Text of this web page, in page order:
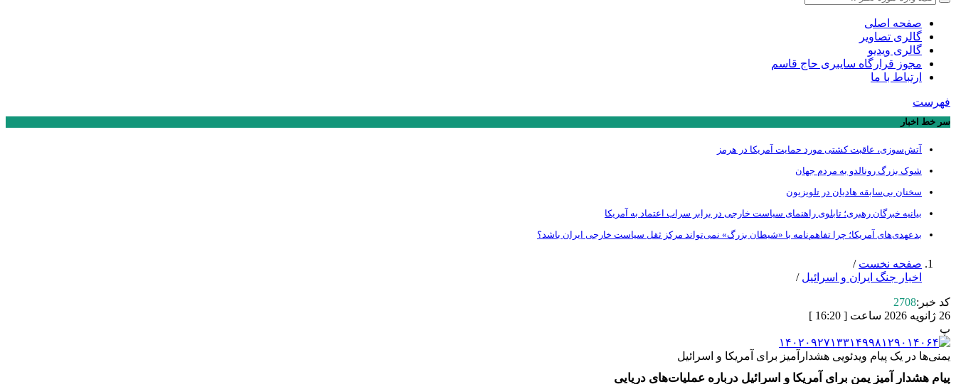
صفحه اصلی
گالری تصاویر
گالری ویدیو
مجوز قرارگاه سایبری حاج قاسم
ارتباط با ما
فهرست
سر خط اخبار
آتش‌سوزی، عاقبت کشتی مورد حمایت آمریکا در هرمز
شوک بزرگ رونالدو به مردم جهان
سخنان بی‌سابقه هادیان در تلویزیون
بیانیه خبرگان رهبری؛ تابلوی راهنمای سیاست خارجی در برابر سراب اعتماد به آمریکا
بدعهدی‌های آمریکا؛ چرا تفاهم‌نامه با «شیطان بزرگ» نمی‌تواند مرکز ثقل سیاست خارجی ایران باشد؟
صفحه نخست /
اخبار جنگ ایران و اسرائیل /
کد خبر:2708
26 ژانویه 2026 ساعت [ 16:20 ]
پ
یمنی‌ها در یک پیام ویدئویی هشدارآمیز برای آمریکا و اسرائیل
پیام هشدار آمیز یمن برای آمریکا و اسرائیل درباره عملیات‌های دریایی